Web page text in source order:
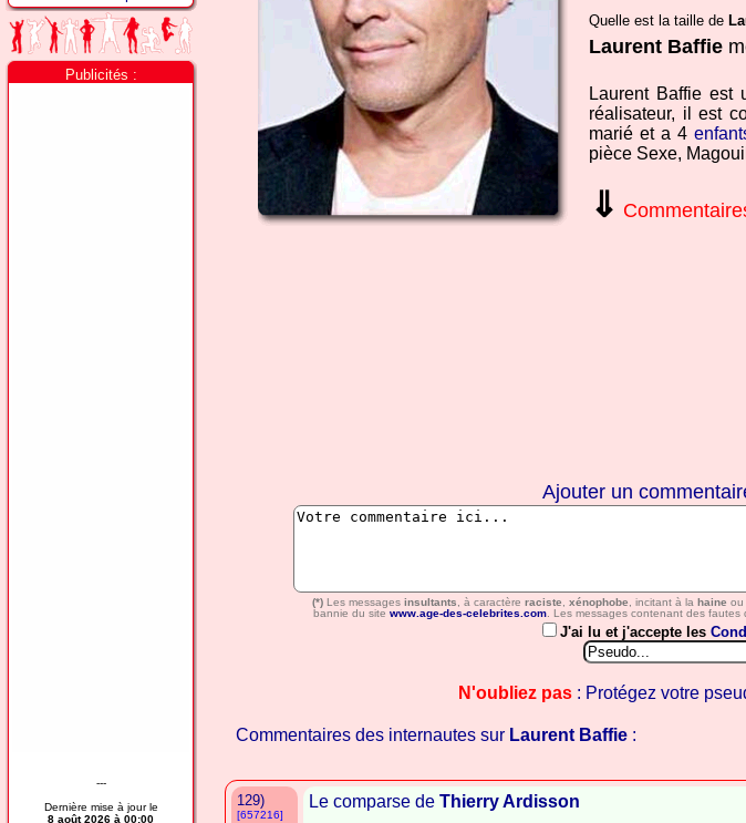
Publicités :
---
Dernière mise à jour le
8 août 2026 à 00:00
Quelle est la taille de
Laurent Baffie
Laurent Baffie est
réalisateur, il est
marié et a 4
pièce Sexe,
⇓
Ajouter un
(*) Les messages insultants , à caractère raciste xénophobe , incitant à la haine ou
bannie du site www.age-des-celebrites.com . Les messages contenant des
J'ai lu et j'accepte les
N'oubliez pas: Protégez votre
Commentaires des internautes sur Laurent Baffie:
129)
[657216]
Le comparse de Thierry Ardisson